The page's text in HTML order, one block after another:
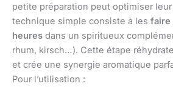
petite préparation peut optimiser
technique simple consiste à les faire
heures dans un spiritueux
rhum, kirsch…). Cette étape
et crée une synergie aromatique
Pour l’utilisation :